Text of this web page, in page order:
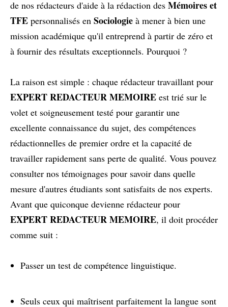
de nos rédacteurs d'aide à la rédaction des Mémoires et
TFE personnalisés en Sociologie à mener à bien une
mission académique qu'il entreprend à partir de zéro et
à fournir des résultats exceptionnels. Pourquoi ?
La raison est simple : chaque rédacteur travaillant pour
EXPERT REDACTEUR MEMOIRE est trié sur le
volet et soigneusement testé pour garantir une
excellente connaissance du sujet, des compétences
rédactionnelles de premier ordre et la capacité de
travailler rapidement sans perte de qualité. Vous pouvez
consulter nos témoignages pour savoir dans quelle
mesure d'autres étudiants sont satisfaits de nos experts.
Avant que quiconque devienne rédacteur pour
EXPERT REDACTEUR MEMOIRE, il doit procéder
comme suit :
Passer un test de compétence linguistique.
Seuls ceux qui maîtrisent parfaitement la langue sont